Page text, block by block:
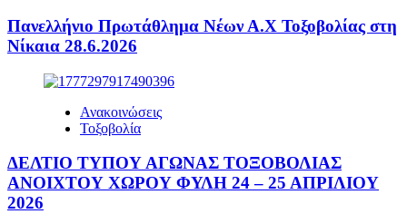
Πανελλήνιο Πρωτάθλημα Νέων Α.Χ Τοξοβολίας στη
Νίκαια 28.6.2026
Ανακοινώσεις
Τοξοβολία
ΔΕΛΤΙΟ ΤΥΠΟΥ ΑΓΩΝΑΣ ΤΟΞΟΒΟΛΙΑΣ
ΑΝΟΙΧΤΟΥ ΧΩΡΟΥ ΦΥΛΗ 24 – 25 ΑΠΡΙΛΙΟΥ
2026